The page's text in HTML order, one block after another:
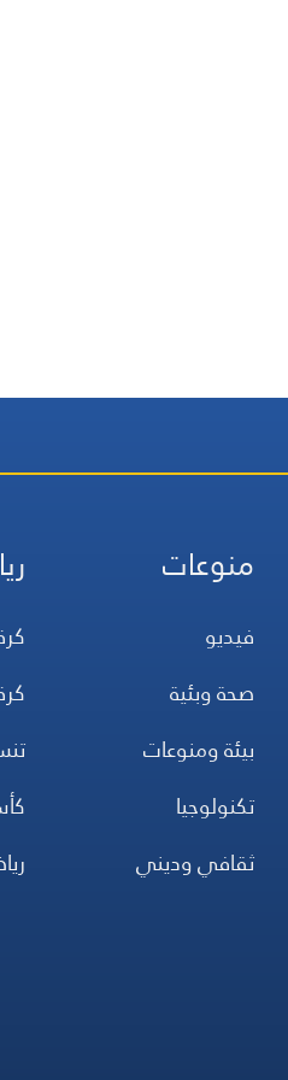
منوعات
فيديو
صحة وبئية
بيئة ومنوعات
تكنولوجيا
ثقافي وديني